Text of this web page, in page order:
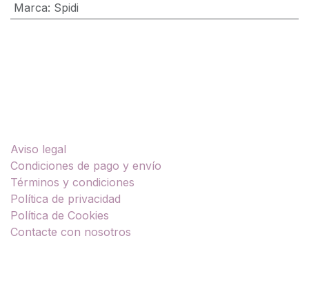
Marca: Spidi
Aviso legal
Condiciones de pago y envío
Términos y condiciones
Política de privacidad
Política de Cookies
Contacte con nosotros